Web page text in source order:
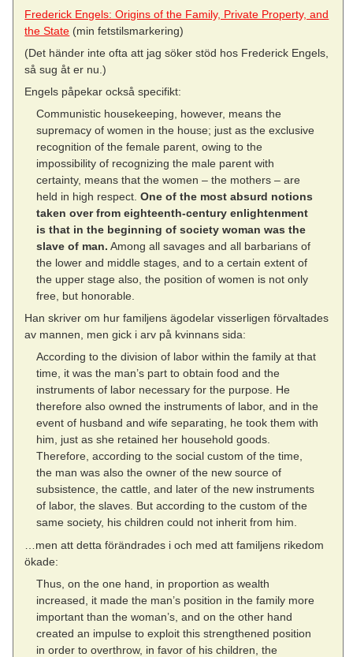
Frederick Engels: Origins of the Family, Private Property, and
the State (min fetstilsmarkering)
(Det händer inte ofta att jag söker stöd hos Frederick Engels,
så sug åt er nu.)
Engels påpekar också specifikt:
Communistic housekeeping, however, means the
supremacy of women in the house; just as the exclusive
recognition of the female parent, owing to the
impossibility of recognizing the male parent with
certainty, means that the women – the mothers – are
held in high respect. One of the most absurd notions
taken over from eighteenth-century enlightenment
is that in the beginning of society woman was the
slave of man. Among all savages and all barbarians of
the lower and middle stages, and to a certain extent of
the upper stage also, the position of women is not only
free, but honorable.
Han skriver om hur familjens ägodelar visserligen förvaltades
av mannen, men gick i arv på kvinnans sida:
According to the division of labor within the family at that
time, it was the man’s part to obtain food and the
instruments of labor necessary for the purpose. He
therefore also owned the instruments of labor, and in the
event of husband and wife separating, he took them with
him, just as she retained her household goods.
Therefore, according to the social custom of the time,
the man was also the owner of the new source of
subsistence, the cattle, and later of the new instruments
of labor, the slaves. But according to the custom of the
same society, his children could not inherit from him.
…men att detta förändrades i och med att familjens rikedom
ökade:
Thus, on the one hand, in proportion as wealth
increased, it made the man’s position in the family more
important than the woman’s, and on the other hand
created an impulse to exploit this strengthened position
in order to overthrow, in favor of his children, the